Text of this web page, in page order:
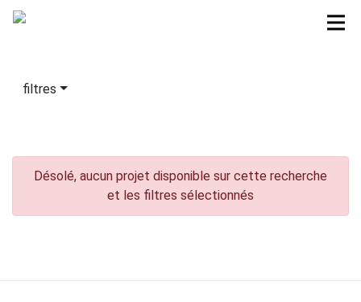
filtres
Désolé, aucun projet disponible sur cette recherche
et les filtres sélectionnés